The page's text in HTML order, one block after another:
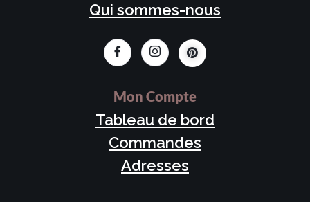
Qui sommes-nous
Mon Compte
Tableau de bord
Commandes
Adresses